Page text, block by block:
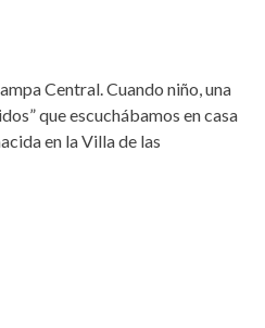
Central. Cuando niño, una
que escuchábamos en casa
en la Villa de las